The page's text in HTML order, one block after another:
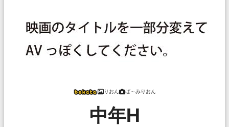
りおん ば～みりおん
中年H